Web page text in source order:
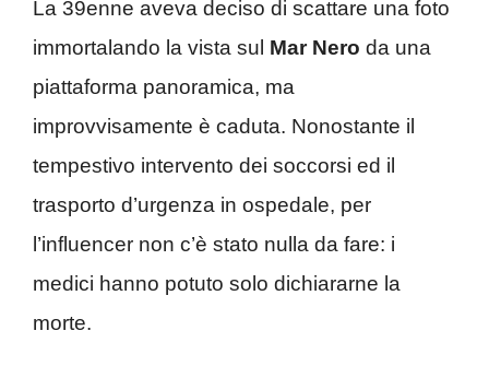
La 39enne aveva deciso di scattare una foto
immortalando la vista sul Mar Nero da una
piattaforma panoramica, ma
improvvisamente è caduta. Nonostante il
tempestivo intervento dei soccorsi ed il
trasporto d’urgenza in ospedale, per
l’influencer non c’è stato nulla da fare: i
medici hanno potuto solo dichiararne la
morte.